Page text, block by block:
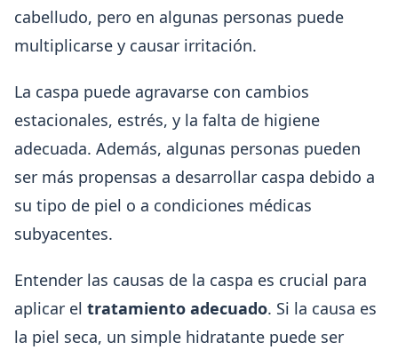
cabelludo, pero en algunas personas puede
multiplicarse y causar irritación.
La caspa puede agravarse con cambios
estacionales, estrés, y la falta de higiene
adecuada. Además, algunas personas pueden
ser más propensas a desarrollar caspa debido a
su tipo de piel o a condiciones médicas
subyacentes.
Entender las causas de la caspa es crucial para
aplicar el tratamiento adecuado. Si la causa es
la piel seca, un simple hidratante puede ser